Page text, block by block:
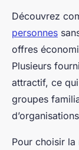
Découvrez
personnes
offres
Plusieurs
attractif, ce
groupes
Pour choisir